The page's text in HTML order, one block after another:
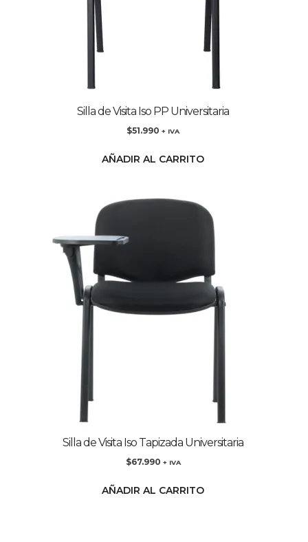
Silla de Visita Iso PP Universitaria
$51.990 + IVA
AÑADIR AL CARRITO
Silla de Visita Iso Tapizada Universitaria
$67.990 + IVA
AÑADIR AL CARRITO